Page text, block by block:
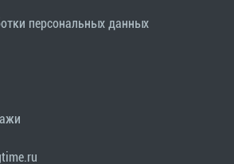
персональных данных